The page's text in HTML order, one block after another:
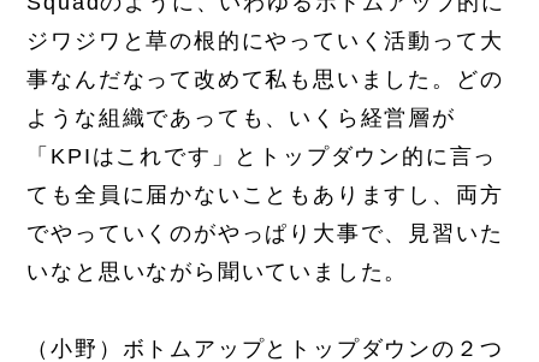
ジワジワと草の根的にやっていく活動って大
事なんだなって改めて私も思いました。どの
ような組織であっても、いくら経営層が
「KPIはこれです」とトップダウン的に言っ
ても全員に届かないこともありますし、両方
でやっていくのがやっぱり大事で、見習いた
いなと思いながら聞いていました。
（小野）ボトムアップとトップダウンの２つ